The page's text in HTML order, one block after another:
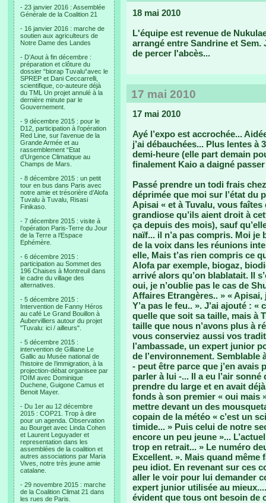
- 23 janvier 2016 : Assemblée
Générale de la Coalition 21
- 16 janvier 2016 : marche de
soutien aux agriculteurs de
Notre Dame des Landes
- D’Aout à fin décembre :
préparation et clôture du
dossier “biorap Tuvalu“avec le
SPREP et Dani Ceccarrelli,
scientifique, co-auteure déjà
du TML Un projet annulé à la
dernière minute par le
Gouvernement.
- 9 décembre 2015 : pour le
D12, participation à l’opération
Red Line, sur l’avenue de la
Grande Armée et au
rassemblement “Etat
d’Urgence Climatique au
Champs de Mars.
- 8 décembre 2015 : un petit
tour en bus dans Paris avec
notre amie et trésorière d’Alofa
Tuvalu à Tuvalu, Risasi
Finikaso.
- 7 décembre 2015 : visite à
l’opération Paris-Terre du Jour
de la Terre a l’Espace
Ephémère.
- 6 décembre 2015 :
participation au Sommet des
196 Chaises à Montreuil dans
le cadre du village des
alternatives.
- 5 décembre 2015 :
Intervention de Fanny Héros
au café Le Grand Bouillon à
Aubervilliers autour du projet
"Tuvalu: ici / ailleurs".
- 5 décembre 2015 :
intervention de Gilliane Le
Gallic au Musée national de
l’histoire de l’immigration, à la
projection-débat organisee par
l’OIM avec Dominique
Duchene, Guigone Camus et
Benoit Mayer.
- Du 1er au 12 décembre
2015 : COP21. Trop à dire
pour un agenda. Observation
au Bourget avec Linda Cohen
et Laurent Leguyader et
representation dans les
assemblées de la coalition et
autres associations par Maria
Vives, notre très jeune amie
catalane.
- 29 novembre 2015 : marche
de la Coalition Climat 21 dans
les rues de Paris.
18 mai 2010
L'équipe est revenue de
arrangé entre Sandrine et
de percer l'abcès...
17 mai 2010
17 mai 2010
Ayé l’expo est accrochée...
j’ai débauchées... Plus lentes à
demi-heure (elle part demain
finalement Kaio a daigné
Passé prendre un todi frais
déprimée que moi sur l’état du
Apisai « et à Tuvalu, vous
grandiose qu’ils aient droit à
ça depuis des mois), sauf
naïf... il n’a pas compris. Moi
de la voix dans les réunions
elle, Mais t’as rien compris ce
Alofa par exemple, biogaz,
arrivé alors qu’on blablatait. Il
oui, je n’oublie pas le cas de
Affaires Etrangères.. » «
Y’a pas le feu.. ». J’ai ajouté :
quelle que soit sa taille, mais à
taille que nous n’avons plus à
vous conserviez aussi vos
l’ambassade, un expert junior
de l’environnement. Semblable
- peut être parce que j’en avais
parler à lui -... Il a eu l’air
prendre du large et en avait
fonds à son premier « oui mais
mettre devant un des
copain de la météo « c’est un
timide... » Puis celui de notre
encore un peu jeune »...
trop en retrait... » Le numéro
Excellent. ». Mais quand même
peu idiot. En revenant sur ces
aller le voir pour lui demander
expert junior utilisée au
évident que tous ont besoin de